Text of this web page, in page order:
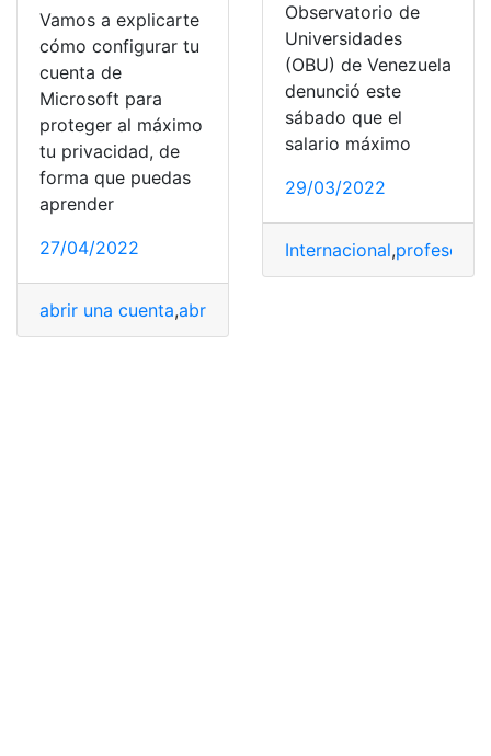
Vamos a explicarte
cómo configurar tu
cuenta de
Microsoft para
proteger al máximo
tu privacidad, de
forma que puedas
aprender
27/04/2022
abrir una cuenta,abrir una cuenta bancaria
Observatorio de
Universidades
(OBU) de Venezuela
denunció este
sábado que el
salario máximo
29/03/2022
Internacional,profesores